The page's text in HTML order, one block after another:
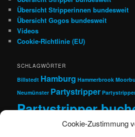
Cookie-Zustimmung
Übersicht Stripperinnen bundesweit
Übersicht Gogos bundesweit
Videos
Cookie-Richtlinie (EU)
SCHLAGWÖRTER
Billstedt Hamburg Hammerbrook
Neumünster Partystripper
Partystripper
Strip AgenturStripper